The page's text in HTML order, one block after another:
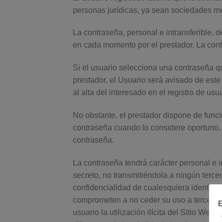
personas jurídicas, ya sean sociedades
La contraseña, personal e intransferible,
en cada momento por el prestador. La
Si el usuario selecciona una contraseña
prestador, el Usuario será avisado de
al alta del interesado en el registro de
No obstante, el prestador dispone de
contraseña cuando lo considere
contraseña.
La contraseña tendrá carácter personal
secreto, no transmitiéndola a ningún
confidencialidad de cualesquiera
comprometen a no ceder su uso a
usuario la utilización ilícita del Sitio Web